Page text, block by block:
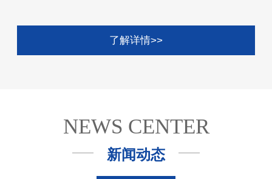
了解详情>>
NEWS CENTER
新闻动态